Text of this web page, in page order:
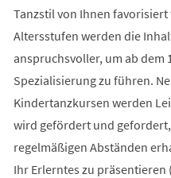
Tanzstil von Ihnen
Altersstufen werden die
anspruchsvoller, um ab dem
Spezialisierung zu führen.
Kindertanzkursen werden
wird gefördert und
regelmäßigen Abständen
Ihr Erlerntes zu